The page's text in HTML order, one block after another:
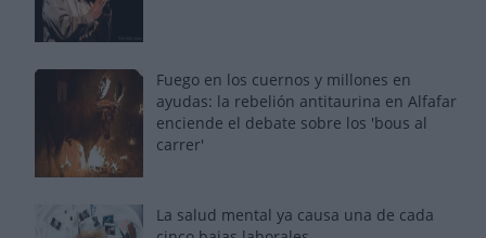
Fuego en los cuernos y millones en
ayudas: la rebelión antitaurina en Alfafar
enciende el debate sobre los 'bous al
carrer'
La salud mental ya causa una de cada